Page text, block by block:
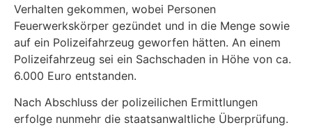
Verhalten gekommen, wobei Personen
Feuerwerkskörper gezündet und in die Menge sowie
auf ein Polizeifahrzeug geworfen hätten. An einem
Polizeifahrzeug sei ein Sachschaden in Höhe von ca.
6.000 Euro entstanden.
Nach Abschluss der polizeilichen Ermittlungen
erfolge nunmehr die staatsanwaltliche Über­prüfung.